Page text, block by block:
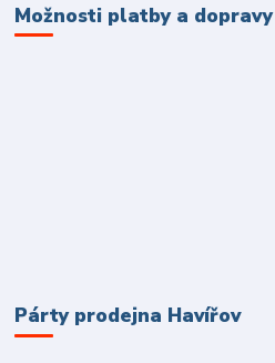
Možnosti platby a dopravy
Párty prodejna Havířov